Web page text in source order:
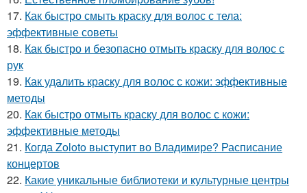
17. Как быстро смыть краску для волос с тела:
эффективные советы
18. Как быстро и безопасно отмыть краску для волос с
рук
19. Как удалить краску для волос с кожи: эффективные
методы
20. Как быстро отмыть краску для волос с кожи:
эффективные методы
21. Когда Zoloto выступит во Владимире? Расписание
концертов
22. Какие уникальные библиотеки и культурные центры